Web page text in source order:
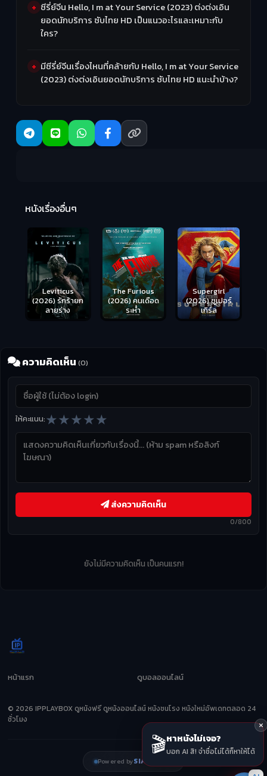
ซีรี่ย์จีน Hello, I m at Your Service (2023) ต่งต่งเอิน
ยอดนักบริการ ซับไทย HD เป็นแนวอะไรและเหมาะกับ
ใคร?
มีซีรี่ย์จีนเรื่องไหนที่คล้ายกับ Hello, I m at Your Service
(2023) ต่งต่งเอินยอดนักบริการ ซับไทย HD แนะนำบ้าง?
หนังเรื่องอื่นๆ
Leviticus
(2026) รักร้ายก
ลายร่าง
The Furious
(2026) คนเดือด
ระห่ำ
Supergirl
(2026) ซูเปอร์
เกิร์ล
ความคิดเห็น (0)
ให้คะแนน:★★★★★
0/800
ส่งความคิดเห็น
ยังไม่มีความคิดเห็น เป็นคนแรก!
หน้าแรก ดูบอลออนไลน์
© 2026 IPPLAYBOX ดูหนังฟรี ดูหนังออนไลน์ หนังชนโรง หนังใหม่อัพเดทตลอด 24
ชั่วโมง
Powered bySIAMZEED
🎬หาหนังไม่เจอ?
บอก AI สิ! จำชื่อไม่ได้ก็หาให้ได้